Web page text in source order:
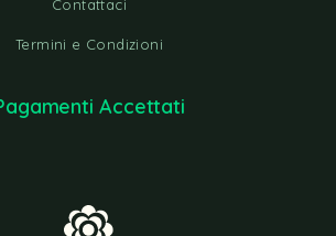
Contattaci
Termini e Condizioni
Accettati